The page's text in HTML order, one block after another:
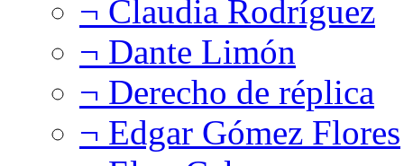
¬ Claudia Rodríguez
¬ Dante Limón
¬ Derecho de réplica
¬ Edgar Gómez Flores